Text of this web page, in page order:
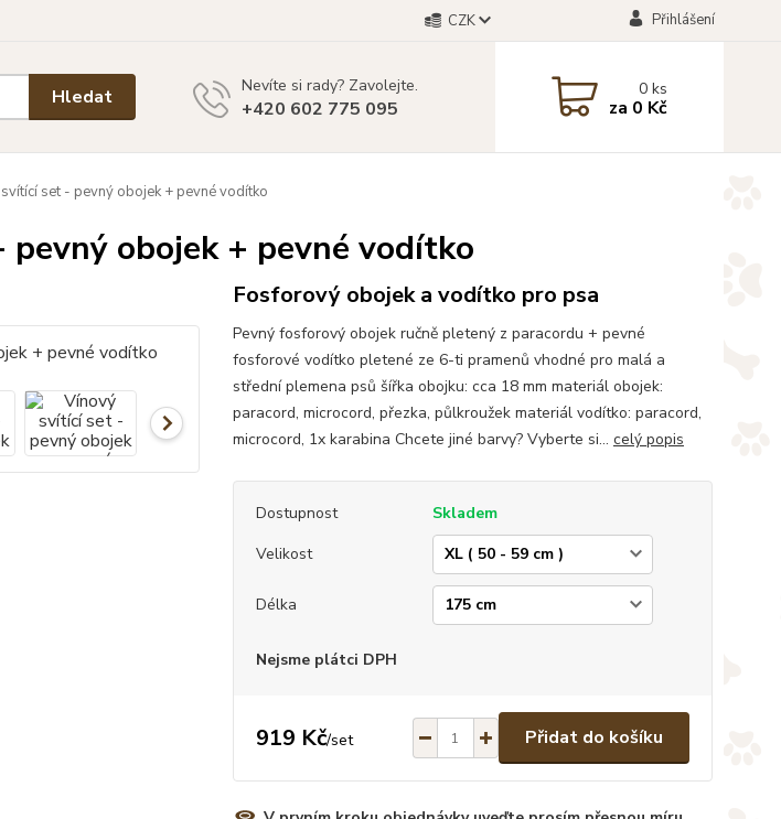
CZK Přihlášení
Hledat Nevíte si rady? Zavolejte.
+420 602 775 095
0ks
za 0 Kč
set - pevný obojek + pevné vodítko
obojek + pevné vodítko
Fosforový obojek a vodítko pro psa
Pevný fosforový obojek ručně pletený z paracordu + pevné
fosforové vodítko pletené ze 6-ti pramenů vhodné pro malá a
střední plemena psů šířka obojku: cca 18 mm materiál obojek:
paracord, microcord, přezka, půlkroužek materiál vodítko: paracord,
microcord, 1x karabina Chcete jiné barvy? Vyberte si... celý popis
Dostupnost
Skladem
Velikost
Délka
Nejsme plátci DPH
919 Kč/set Přidat do košíku